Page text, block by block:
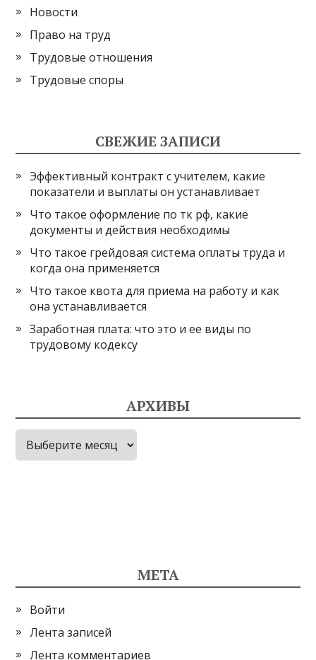
Новости
Право на труд
Трудовые отношения
Трудовые споры
СВЕЖИЕ ЗАПИСИ
Эффективный контракт с учителем, какие
показатели и выплаты он устанавливает
Что такое оформление по тк рф, какие
документы и действия необходимы
Что такое грейдовая система оплаты труда и
когда она применяется
Что такое квота для приема на работу и как
она устанавливается
Заработная плата: что это и ее виды по
трудовому кодексу
АРХИВЫ
Архивы
МЕТА
Войти
Лента записей
Лента комментариев